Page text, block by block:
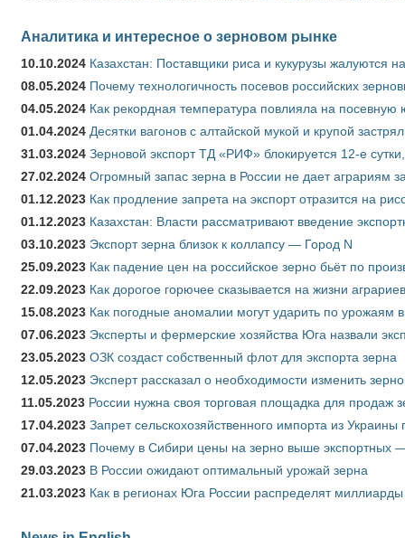
Аналитика и интересное о зерновом рынке
10.10.2024 Казахстан: Поставщики риса и кукурузы жалуются
08.05.2024 Почему технологичность посевов российских
04.05.2024 Как рекордная температура повлияла на
01.04.2024 Десятки вагонов с алтайской мукой и крупой
31.03.2024 Зерновой экспорт ТД «РИФ» блокируется 12-е
27.02.2024 Огромный запас зерна в России не дает аграриям
01.12.2023 Как продление запрета на экспорт отразится на
01.12.2023 Казахстан: Власти рассматривают введение
03.10.2023 Экспорт зерна близок к коллапсу — Город N
25.09.2023 Как падение цен на российское зерно бьёт по
22.09.2023 Как дорогое горючее сказывается на жизни аграриев
15.08.2023 Как погодные аномалии могут ударить по урожаям
07.06.2023 Эксперты и фермерские хозяйства Юга назвали
23.05.2023 ОЗК создаст собственный флот для экспорта зерна
12.05.2023 Эксперт рассказал о необходимости изменить
11.05.2023 России нужна своя торговая площадка для продаж
17.04.2023 Запрет сельскохозяйственного импорта из
07.04.2023 Почему в Сибири цены на зерно выше экспортных
29.03.2023 В России ожидают оптимальный урожай зерна
21.03.2023 Как в регионах Юга России распределят